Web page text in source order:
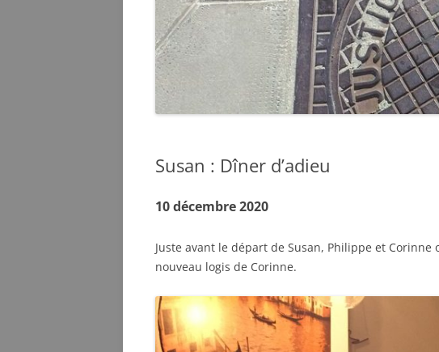
SERVER STATUS
LE VIEUX BLOG
Susan : Dîner d’adieu
10 décembre 2020
Juste avant le départ de Susan, Philippe et
nouveau logis de Corinne.